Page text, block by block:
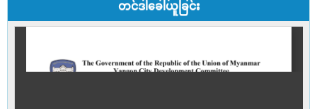
တင်ဒါခေါ်ယူခြင်း